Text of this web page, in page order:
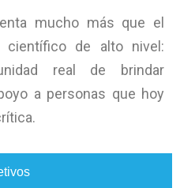
mucho más que el
de alto nivel:
real de brindar
a personas que hoy